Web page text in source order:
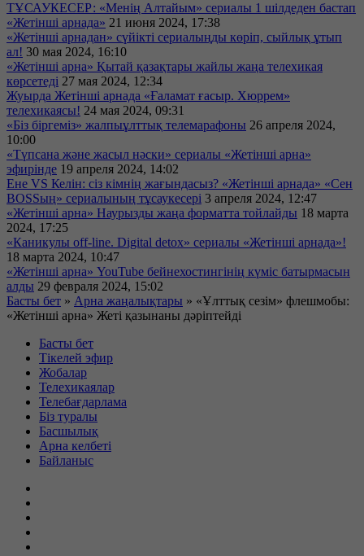
ТҰСАУКЕСЕР: «Менің Алтайым» сериалы 1 шілдеден бастап
«Жетінші арнада» 21 июня 2024, 17:38
«Жетінші арнадан» сүйікті сериалыңды көріп, сыйлық ұтып
ал! 30 мая 2024, 16:10
«Жетінші арна» Қытай қазақтары жайлы жаңа телехикая
көрсетеді 27 мая 2024, 12:34
Жуырда Жетінші арнада «Ғаламат ғасыр. Хюррем»
телехикаясы! 24 мая 2024, 09:31
«Біз біргеміз» жалпыұлттық телемарафоны 26 апреля 2024,
10:00
«Түпсана және жасыл нәски» сериалы «Жетінші арна»
эфирінде 19 апреля 2024, 14:02
Ене VS Келін: сіз кімнің жағындасыз? «Жетінші арнада» «Сен
BOSSың» сериалының тұсаукесері 3 апреля 2024, 12:47
«Жетінші арна» Наурызды жаңа форматта тойлайды 18 марта
2024, 17:25
«Каникулы off-line. Digital detox» сериалы «Жетінші арнада»!
18 марта 2024, 10:47
«Жетінші арна» YouTube бейнехостингінің күміс батырмасын
алды 29 февраля 2024, 15:02
Басты бет » Арна жаңалықтары » «Ұлттық сезім» флешмобы:
«Жетінші арна» Жеті қазынаны дәріптейді
Басты бет
Тікелей эфир
Жобалар
Телехикаялар
Телебағдарлама
Біз туралы
Басшылық
Арна келбеті
Байланыс